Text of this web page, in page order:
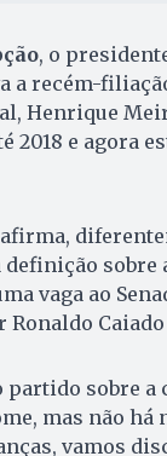
, o
a recém-
Henrique
2018 e agora
sobre
vaga ao
Caiado
partido sobre
mas não
vamos